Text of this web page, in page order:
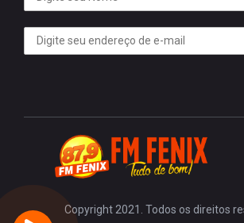
Copyright 2021. Todos os direitos